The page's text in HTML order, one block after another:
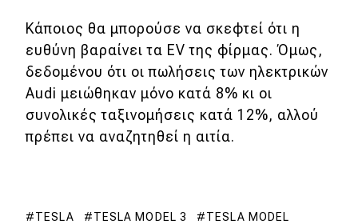
Κάποιος θα μπορούσε να σκεφτεί ότι η
ευθύνη βαραίνει τα EV της φίρμας. Όμως,
δεδομένου ότι οι πωλήσεις των ηλεκτρικών
Audi μειώθηκαν μόνο κατά 8% κι οι
συνολικές ταξινομήσεις κατά 12%, αλλού
πρέπει να αναζητηθεί η αιτία.
TESLA TESLA MODEL 3
TESLA MODEL